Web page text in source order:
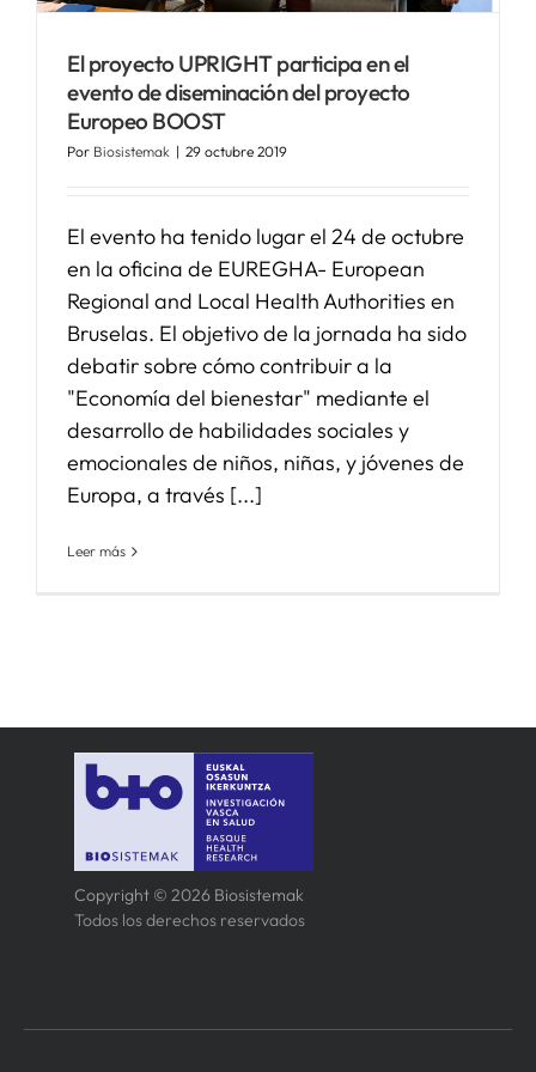
SERVICIOS
APOYO I+D+I
El proyecto UPRIGHT participa en el
evento de diseminación del proyecto
Europeo BOOST
Por Biosistemak | 29 octubre 2019
El evento ha tenido lugar el 24 de octubre
en la oficina de EUREGHA- European
Regional and Local Health Authorities en
Bruselas. El objetivo de la jornada ha sido
debatir sobre cómo contribuir a la
"Economía del bienestar" mediante el
desarrollo de habilidades sociales y
emocionales de niños, niñas, y jóvenes de
Europa, a través [...]
Leer más
Copyright © 2026 Biosistemak
Todos los derechos reservados